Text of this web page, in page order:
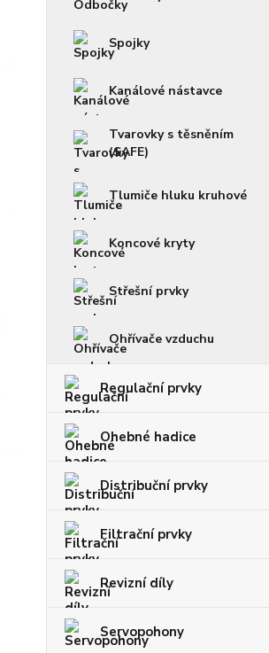
Spojky
Kanálové nástavce
Tvarovky s těsněním
(SAFE)
Tlumiče hluku kruhové
Koncové kryty
Střešní prvky
Ohřívače vzduchu
Regulační prvky
Ohebné hadice
Distribuční prvky
Filtrační prvky
Revizní díly
Servopohony